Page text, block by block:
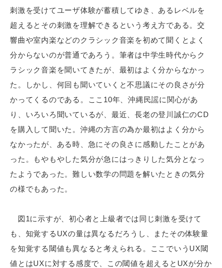
刺激を受けてユーザ体験が蓄積してゆき、あるレベルを
超えるとその刺激を理解できるという考え方である。交
響曲や室内楽などのクラシック音楽を初めて聞くとよく
分からないのが普通であろう。筆者は中学生時代からク
ラシック音楽を聞いてきたが、最初はよく分からなかっ
た。しかし、何回も聞いていくと不思議にその良さが分
かってくるのである。ここ10年、沖縄民謡に関心があ
り、いろいろ聞いているが、最近、長老の登川誠仁のCD
を購入して聞いた。沖縄の方言の為か最初はよく分から
なかったが、ある時、急にその良さに感動したことがあ
った。もやもやした気分が急にはっきりした気分となっ
たようであった。難しい数学の問題を解いたときの気分
の様でもあった。
図1に示すが、初心者と上級者では同じ刺激を受けて
も、知覚するUXの量は異なるだろうし、またその体験量
を知覚する閾値も異なると考えられる。ここでいうUX閾
値とはUXに対する感度で、この閾値を超えるとUXが分か